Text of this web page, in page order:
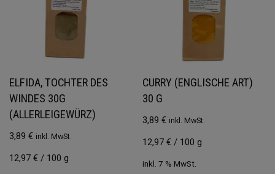
ELFIDA, TOCHTER DES
WINDES 30G
(ALLERLEIGEWÜRZ)
3,89 € inkl. MwSt.
12,97 € / 100 g
CURRY (ENGLISCHE ART)
30 G
3,89€ inkl. MwSt.
12,97€ / 100 g
inkl. 7 % MwSt.